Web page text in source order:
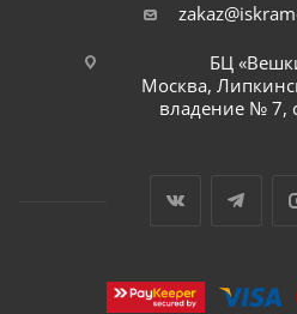
БЦ
Москва,
владение № 7,